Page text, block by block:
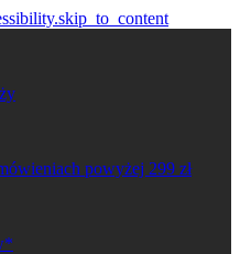
powyżej 299 zł